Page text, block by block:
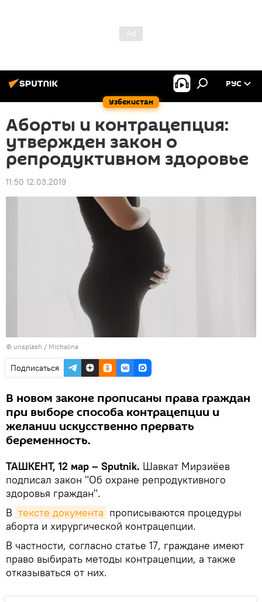
Узбекистан
РУС
Аборты и контрацепция:
утвержден закон о
репродуктивном здоровье
11:50 12.03.2019
© unsplash / Michalina
Подписаться
В новом законе прописаны права граждан
при выборе способа контрацепции и
желании искусственно прервать
беременность.
ТАШКЕНТ, 12 мар – Sputnik. Шавкат Мирзиёев
подписал закон "Об охране репродуктивного
здоровья граждан".
В тексте документа прописываются процедуры
аборта и хирургической контрацепции.
В частности, согласно статье 17, граждане имеют
право выбирать методы контрацепции, а также
отказываться от них.